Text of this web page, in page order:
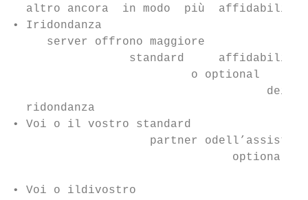
altro ancora  in modo  più
• Iridondanza
     server offrono maggiore
                 standard     affidabilità,
o optional
dei
  ridondanza
• Voi o il vostro standard
partner
optional
• Voi o ildivostro